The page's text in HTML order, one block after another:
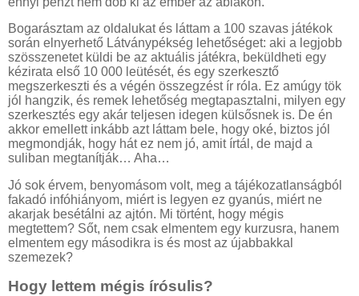
Bogarásztam az oldalukat és láttam a 100 szavas játékok
során elnyerhető Látványpékség lehetőséget: aki a legjobb
szösszenetet küldi be az aktuális játékra, beküldheti egy
kézirata első 10 000 leütését, és egy szerkesztő
megszerkeszti és a végén összegzést ír róla. Ez amúgy tök
jól hangzik, és remek lehetőség megtapasztalni, milyen egy
szerkesztés egy akár teljesen idegen külsősnek is. De én
akkor emellett inkább azt láttam bele, hogy oké, biztos jól
megmondják, hogy hát ez nem jó, amit írtál, de majd a
suliban megtanítják… Aha…
Jó sok érvem, benyomásom volt, meg a tájékozatlanságból
fakadó infóhiányom, miért is legyen ez gyanús, miért ne
akarjak besétálni az ajtón. Mi történt, hogy mégis
megtettem? Sőt, nem csak elmentem egy kurzusra, hanem
elmentem egy másodikra is és most az újabbakkal
szemezek?
Hogy lettem mégis írósulis?